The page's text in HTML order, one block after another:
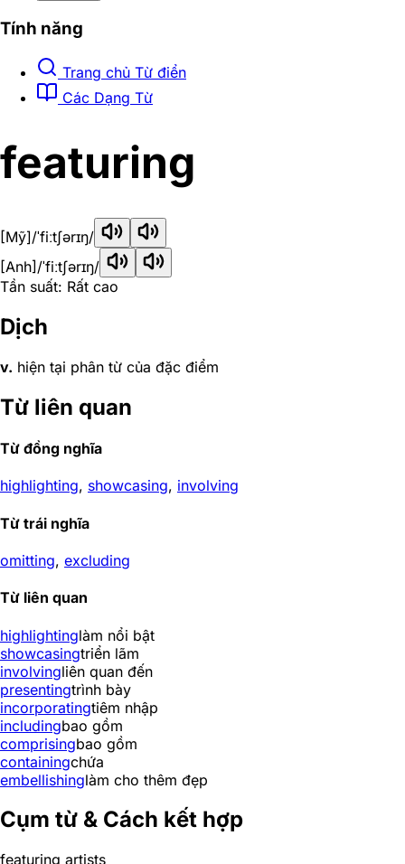
Tính năng
Trang chủ Từ điển
Các Dạng Từ
featuring
[Mỹ]/ˈfiːtʃərɪŋ/
[Anh] /ˈfiːtʃərɪŋ/
Tần suất: Rất cao
Dịch
v. hiện tại phân từ của đặc điểm
Từ liên quan
Từ đồng nghĩa
highlighting, showcasing, involving
Từ trái nghĩa
omitting, excluding
Từ liên quan
highlightinglàm nổi bật
showcasingtriển lãm
involvingliên quan đến
presentingtrình bày
incorporatingtiêm nhập
includingbao gồm
comprisingbao gồm
containingchứa
embellishinglàm cho thêm đẹp
Cụm từ & Cách kết hợp
featuring artists